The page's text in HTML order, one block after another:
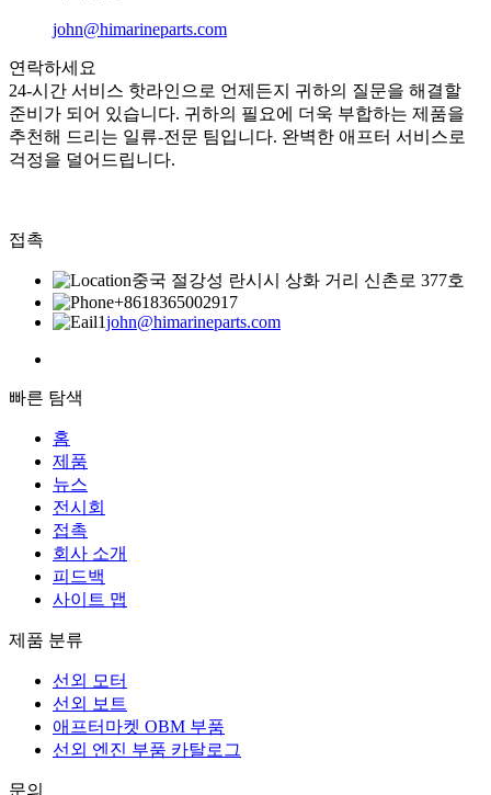
john@himarineparts.com
연락하세요
24-시간 서비스 핫라인으로 언제든지 귀하의 질문을 해결할
준비가 되어 있습니다. 귀하의 필요에 더욱 부합하는 제품을
추천해 드리는 일류-전문 팀입니다. 완벽한 애프터 서비스로
걱정을 덜어드립니다.
접촉
중국 절강성 란시시 상화 거리 신촌로 377호
+8618365002917
john@himarineparts.com
빠른 탐색
홈
제품
뉴스
전시회
접촉
회사 소개
피드백
사이트 맵
제품 분류
선외 모터
선외 보트
애프터마켓 OBM 부품
선외 엔진 부품 카탈로그
문의